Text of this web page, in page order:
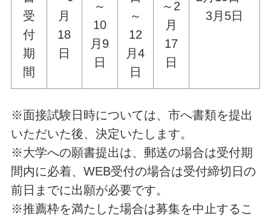
受
付
期
間
月
18
日
～
10
月9
日
～
12
月4
日
～2
月
17
日
3月5日
※面接試験日時については、市へ書類を提出
いただいた後、決定いたします。
※大学への願書提出は、郵送の場合は受付期
間内に必着、WEB受付の場合は受付締切日の
前日までに出願が必要です。
※推薦枠を満たした場合は募集を中止するこ